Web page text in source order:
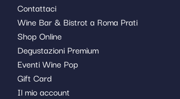
Contattaci
Wine Bar & Bistrot a Roma Prati
Shop Online
Degustazioni Premium
Eventi Wine Pop
Gift Card
Il mio account